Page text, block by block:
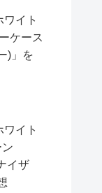
ワイト
ケース
)」を
ワイト
イザ